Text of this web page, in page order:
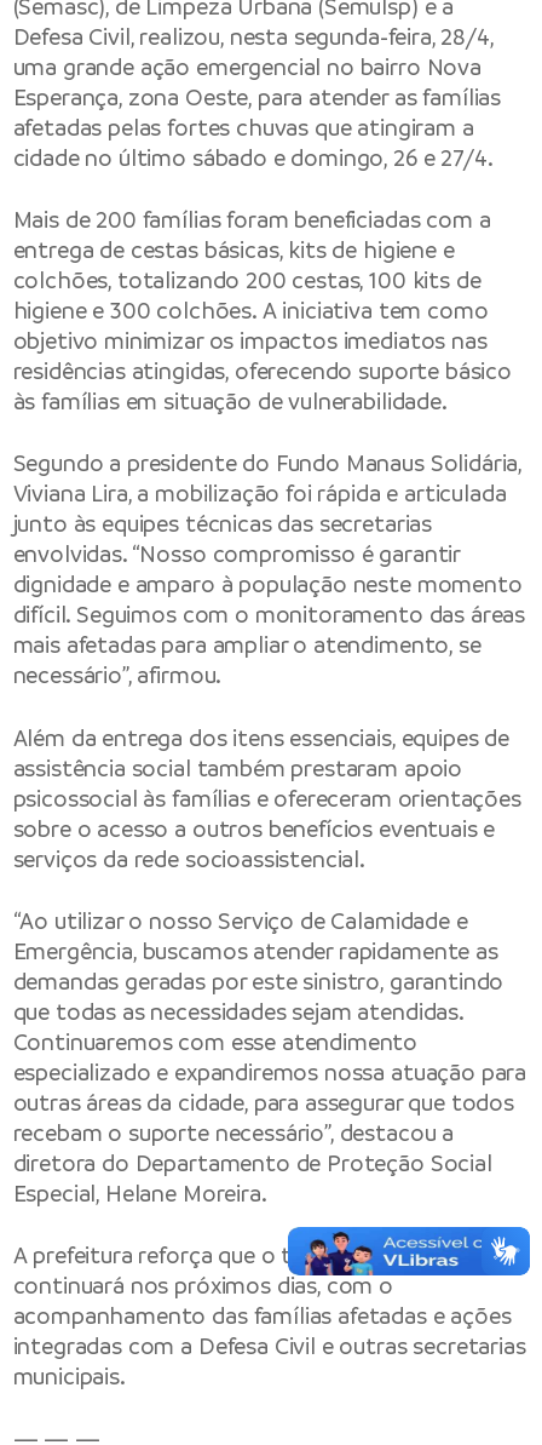
(Semasc), de Limpeza Urbana (Semulsp) e a
Defesa Civil, realizou, nesta segunda-feira, 28/4,
uma grande ação emergencial no bairro Nova
Esperança, zona Oeste, para atender as famílias
afetadas pelas fortes chuvas que atingiram a
cidade no último sábado e domingo, 26 e 27/4.
Mais de 200 famílias foram beneficiadas com a
entrega de cestas básicas, kits de higiene e
colchões, totalizando 200 cestas, 100 kits de
higiene e 300 colchões. A iniciativa tem como
objetivo minimizar os impactos imediatos nas
residências atingidas, oferecendo suporte básico
às famílias em situação de vulnerabilidade.
Segundo a presidente do Fundo Manaus Solidária,
Viviana Lira, a mobilização foi rápida e articulada
junto às equipes técnicas das secretarias
envolvidas. “Nosso compromisso é garantir
dignidade e amparo à população neste momento
difícil. Seguimos com o monitoramento das áreas
mais afetadas para ampliar o atendimento, se
necessário”, afirmou.
Além da entrega dos itens essenciais, equipes de
assistência social também prestaram apoio
psicossocial às famílias e ofereceram orientações
sobre o acesso a outros benefícios eventuais e
serviços da rede socioassistencial.
“Ao utilizar o nosso Serviço de Calamidade e
Emergência, buscamos atender rapidamente as
demandas geradas por este sinistro, garantindo
que todas as necessidades sejam atendidas.
Continuaremos com esse atendimento
especializado e expandiremos nossa atuação para
outras áreas da cidade, para assegurar que todos
recebam o suporte necessário”, destacou a
diretora do Departamento de Proteção Social
Especial, Helane Moreira.
A prefeitura reforça que o trabalho de suporte
continuará nos próximos dias, com o
acompanhamento das famílias afetadas e ações
integradas com a Defesa Civil e outras secretarias
municipais.
— — —